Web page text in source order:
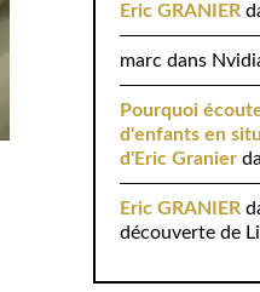
Eric GRANIER
marc dans
Pourquoi
d'enfants en
d'Eric Granier
Eric GRANIER
découverte de